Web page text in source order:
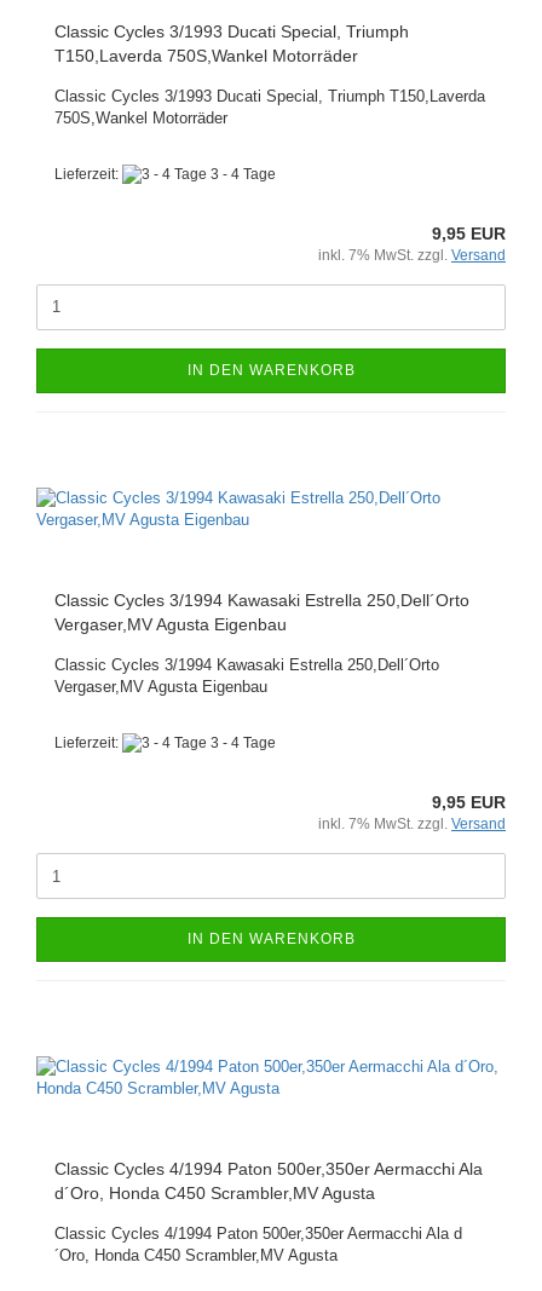
Classic Cycles 3/1993 Ducati Special, Triumph
T150,Laverda 750S,Wankel Motorräder
Classic Cycles 3/1993 Ducati Special, Triumph T150,Laverda
750S,Wankel Motorräder
Lieferzeit: 3 - 4 Tage
9,95 EUR
inkl. 7% MwSt. zzgl. Versand
IN DEN WARENKORB
Classic Cycles 3/1994 Kawasaki Estrella 250,Dell´Orto
Vergaser,MV Agusta Eigenbau
Classic Cycles 3/1994 Kawasaki Estrella 250,Dell´Orto
Vergaser,MV Agusta Eigenbau
Lieferzeit: 3 - 4 Tage
9,95 EUR
inkl. 7% MwSt. zzgl. Versand
IN DEN WARENKORB
Classic Cycles 4/1994 Paton 500er,350er Aermacchi Ala
d´Oro, Honda C450 Scrambler,MV Agusta
Classic Cycles 4/1994 Paton 500er,350er Aermacchi Ala d
´Oro, Honda C450 Scrambler,MV Agusta